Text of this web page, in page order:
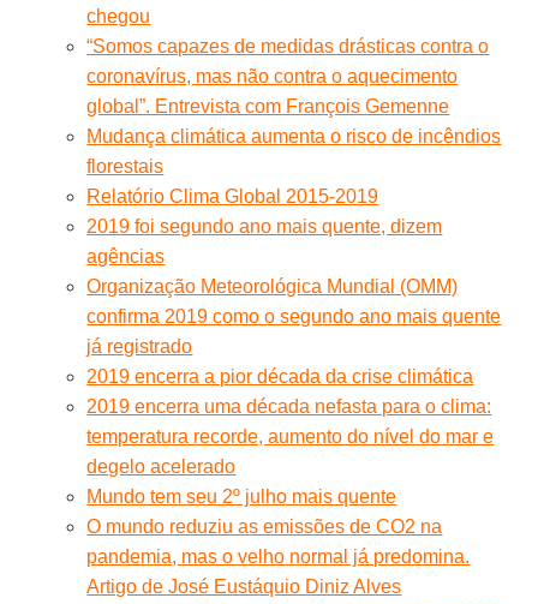
chegou
“Somos capazes de medidas drásticas contra o
coronavírus, mas não contra o aquecimento
global”. Entrevista com François Gemenne
Mudança climática aumenta o risco de incêndios
florestais
Relatório Clima Global 2015-2019
2019 foi segundo ano mais quente, dizem
agências
Organização Meteorológica Mundial (OMM)
confirma 2019 como o segundo ano mais quente
já registrado
2019 encerra a pior década da crise climática
2019 encerra uma década nefasta para o clima:
temperatura recorde, aumento do nível do mar e
degelo acelerado
Mundo tem seu 2º julho mais quente
O mundo reduziu as emissões de CO2 na
pandemia, mas o velho normal já predomina.
Artigo de José Eustáquio Diniz Alves